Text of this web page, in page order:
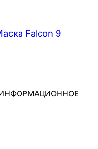
Falcon 9
- ИНФОРМАЦИОННОЕ